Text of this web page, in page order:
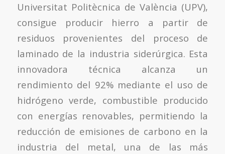
Universitat Politècnica de València (UPV),
consigue producir hierro a partir de
residuos provenientes del proceso de
laminado de la industria siderúrgica. Esta
innovadora técnica alcanza un
rendimiento del 92% mediante el uso de
hidrógeno verde, combustible producido
con energías renovables, permitiendo la
reducción de emisiones de carbono en la
industria del metal, una de las más